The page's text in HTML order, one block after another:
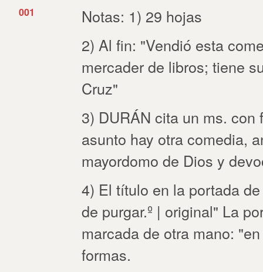
001
Notas: 1) 29 hojas
2) Al fin: "Vendió esta
mercader de libros; tiene
Cruz"
3) DURÁN cita un ms.
asunto hay otra comedia,
mayordomo de Dios y
4) El título en la portada
de purgar.º | original" La
marcada de otra mano:
formas.